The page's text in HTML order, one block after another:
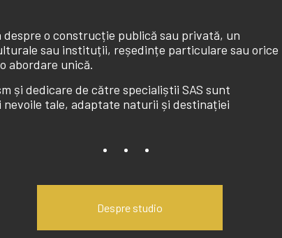
o construcție publică sau privată, un
sau instituții, reședințe particulare sau orice
abordare unică.
și dedicare de către specialiștii SAS sunt
tale, adaptate naturii și destinației
Despre studio